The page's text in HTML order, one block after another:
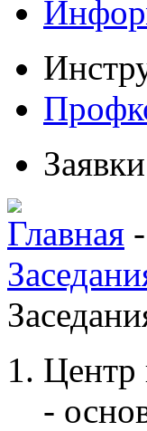
Заявки
Главная -
Центр
-